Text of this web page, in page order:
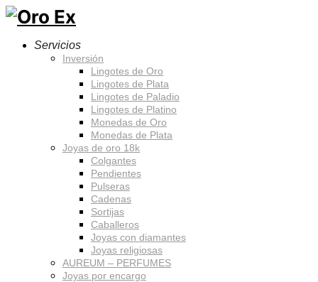
Servicios
Inversión
Lingotes de Oro
Lingotes de Plata
Lingotes de Paladio
Lingotes de Platino
Monedas de Oro
Monedas de Plata
Joyas de oro 18k
Colgantes
Pendientes
Pulseras
Cadenas
Sortijas
Caballeros
Joyas con diamantes
Joyas religiosas
AUREUM – PERFUMES
Joyas por encargo